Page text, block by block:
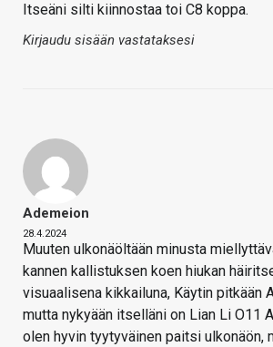
Itseäni silti kiinnostaa toi C8 koppa.
Kirjaudu sisään vastataksesi
Ademeion
28.4.2024
Muuten ulkonäöltään minusta
kannen kallistuksen koen hiukan
visuaalisena kikkailuna, Käytin pitkään
mutta nykyään itselläni on Lian Li O11
olen hyvin tyytyväinen paitsi ulkonäön,